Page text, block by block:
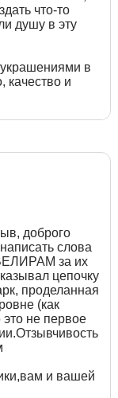
что-то
душу в эту
в
качество и
доброго
слова
за их
цепочку
проделанная
(как
это не первое
и вашей